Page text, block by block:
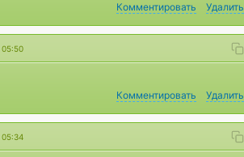
Комментировать Удалить
05:50
Комментировать Удалить
05:34